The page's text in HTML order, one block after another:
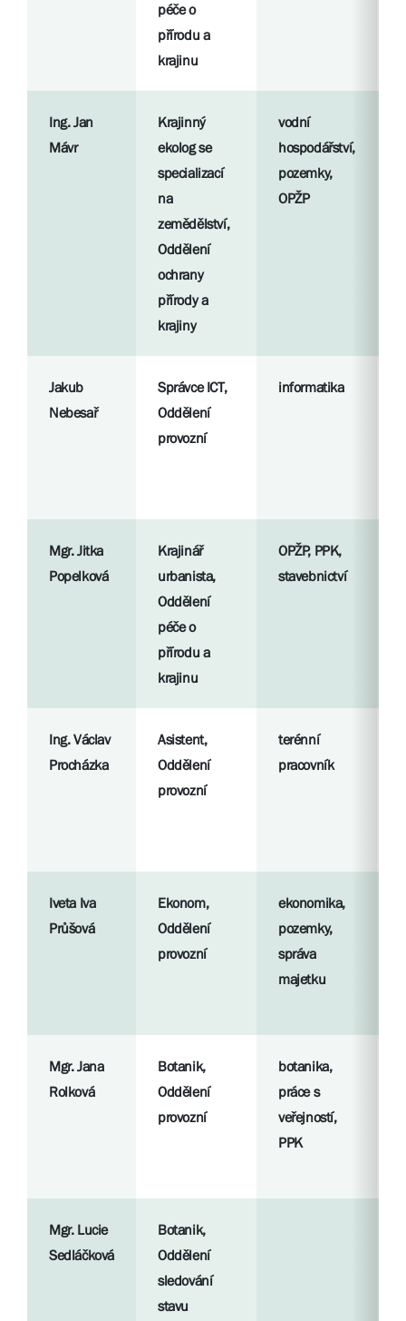
péče o
přírodu a
krajinu
Ing. Jan
Mávr
Krajinný
ekolog se
specializací
na
zemědělství,
Oddělení
ochrany
přírody a
krajiny
vodní
hospodářství,
pozemky,
OPŽP
Jakub
Nebesař
Správce ICT,
Oddělení
provozní
informatika
Mgr. Jitka
Popelková
Krajinář
urbanista,
Oddělení
péče o
přírodu a
krajinu
OPŽP, PPK,
stavebnictví
Ing. Václav
Procházka
Asistent,
Oddělení
provozní
terénní
pracovník
Iveta Iva
Průšová
Ekonom,
Oddělení
provozní
ekonomika,
pozemky,
správa
majetku
Mgr. Jana
Rolková
Botanik,
Oddělení
provozní
botanika,
práce s
veřejností,
PPK
Mgr. Lucie
Sedláčková
Botanik,
Oddělení
sledování
stavu